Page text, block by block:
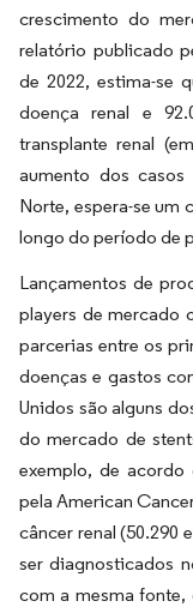
crescimento do
relatório publicado
de 2022, estima-se
doença renal e
transplante renal
aumento dos
Norte, espera-se um
longo do período de
Lançamentos de
players de mercado
parcerias entre os
doenças e gastos
Unidos são alguns
do mercado de
exemplo, de acordo
pela American
câncer renal (50.290
ser diagnosticados
com a mesma